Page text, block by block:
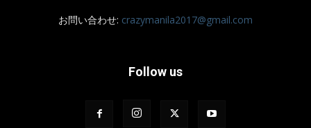
お問い合わせ: crazymanila2017@gmail.com
Follow us